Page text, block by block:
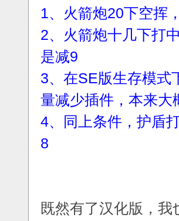
1、火箭炮20下空挥
2、火箭炮十几下打
是减9
3、在SE版生存模式
量减少插件，本来大
4、同上条件，护盾
8
既然有了汉化版，